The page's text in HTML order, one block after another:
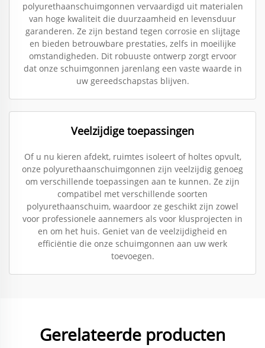
polyurethaanschuimgonnen vervaardigd uit materialen
van hoge kwaliteit die duurzaamheid en levensduur
garanderen. Ze zijn bestand tegen corrosie en slijtage
en bieden betrouwbare prestaties, zelfs in moeilijke
omstandigheden. Dit robuuste ontwerp zorgt ervoor
dat onze schuimgonnen jarenlang een vaste waarde in
uw gereedschapstas blijven.
Veelzijdige toepassingen
Of u nu kieren afdekt, ruimtes isoleert of holtes opvult,
onze polyurethaanschuimgonnen zijn veelzijdig genoeg
om verschillende toepassingen aan te kunnen. Ze zijn
compatibel met verschillende soorten
polyurethaanschuim, waardoor ze geschikt zijn zowel
voor professionele aannemers als voor klusprojecten in
en om het huis. Geniet van de veelzijdigheid en
efficiëntie die onze schuimgonnen aan uw werk
toevoegen.
Gerelateerde producten